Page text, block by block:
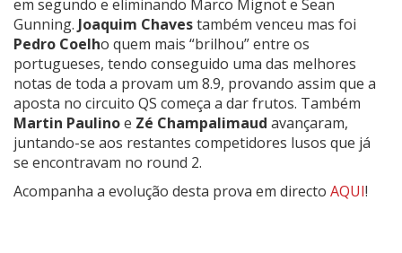
em segundo e eliminando Marco Mignot e Sean
Gunning. Joaquim Chavestambém venceu mas foi
Pedro Coelho quem mais “brilhou” entre os
portugueses, tendo conseguido uma das melhores
notas de toda a provam um 8.9, provando assim que a
aposta no circuito QS começa a dar frutos. Também
Martin Paulinoe Zé Champalimaud avançaram,
juntando-se aos restantes competidores lusos que já
se encontravam no round 2.
Acompanha a evolução desta prova em directo AQUI!